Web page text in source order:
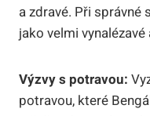
a​ zdravé. Při⁣
jako velmi vynalézavé
Výzvy‌ s potravou:
potravou, které